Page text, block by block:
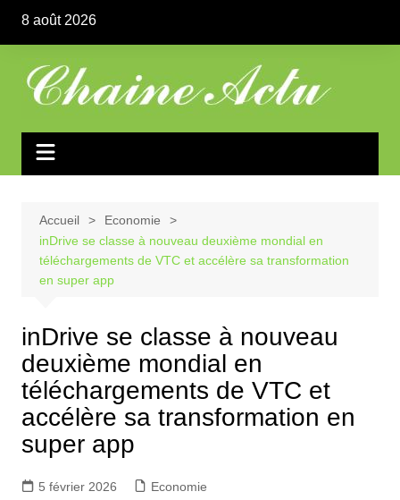
contenu
8 août 2026
Accueil
Economie
inDrive se classe à nouveau deuxième mondial en
téléchargements de VTC et accélère sa transformation
en super app
inDrive se classe à nouveau
deuxième mondial en
téléchargements de VTC et
accélère sa transformation en
super app
5 février 2026 Economie